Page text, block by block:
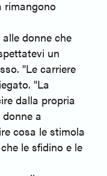
rimangono
donne che
un
"Le carriere
"La
dalla propria
a
cosa le stimola
le sfidino e le